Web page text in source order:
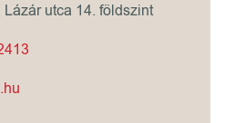
utca 14. földszint